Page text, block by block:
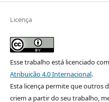
Licença
Esse trabalho está licenciado
Atribuição 4.0 Internacional.
Esta licença permite que outros
criem a partir do seu trabalho,